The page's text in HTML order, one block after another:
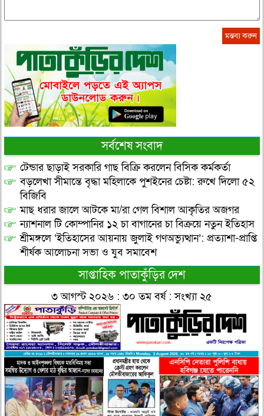
সর্বশেষ সংবাদ
টেন্ডার ছাড়াই সরকারি গাছ বিক্রি করলেন বিসিক কর্মকর্তা
বড়লেখা সীমান্তে বৃদ্ধা মহিলাকে পুশইনের চেষ্টা: রুখে দিলো ৫২
বিজিবি
মাছ ধরার জালে আটকে মা/রা গেল বিশাল আকৃতির অজগর
ন্যাশনাল টি কোম্পানির ১২ চা বাগানের চা বিক্রয়ে নতুন ইতিহাস
শ্রীমঙ্গলে ‘ইতিহাসের আয়নায় জুলাই গণঅভ্যুত্থান’: প্রত্যাশা-প্রাপ্তি
শীর্ষক আলোচনা সভা ও যুব সমাবেশ
সাপ্তাহিক পাতাকুঁড়ির দেশ
৩ আগস্ট ২০২৬ : ৩০ তম বর্ষ : সংখ্যা ২৫